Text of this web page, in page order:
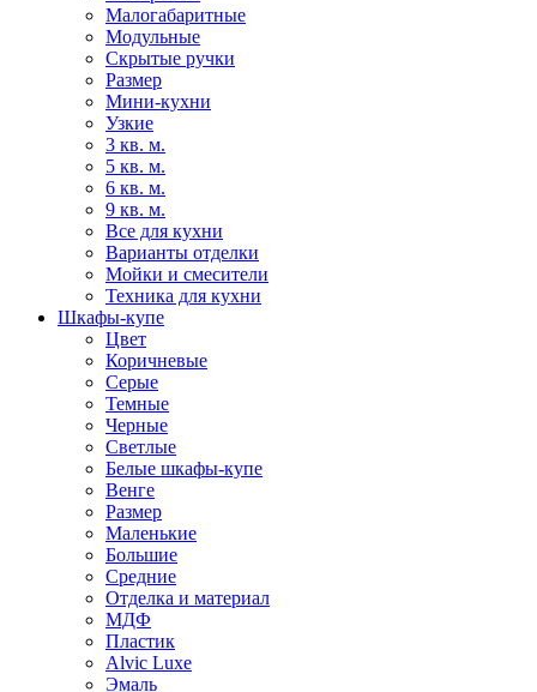
Малогабаритные
Модульные
Скрытые ручки
Размер
Мини-кухни
Узкие
3 кв. м.
5 кв. м.
6 кв. м.
9 кв. м.
Все для кухни
Варианты отделки
Мойки и смесители
Техника для кухни
Шкафы-купе
Цвет
Коричневые
Серые
Темные
Черные
Светлые
Белые шкафы-купе
Венге
Размер
Маленькие
Большие
Средние
Отделка и материал
МДФ
Пластик
Alvic Luxe
Эмаль